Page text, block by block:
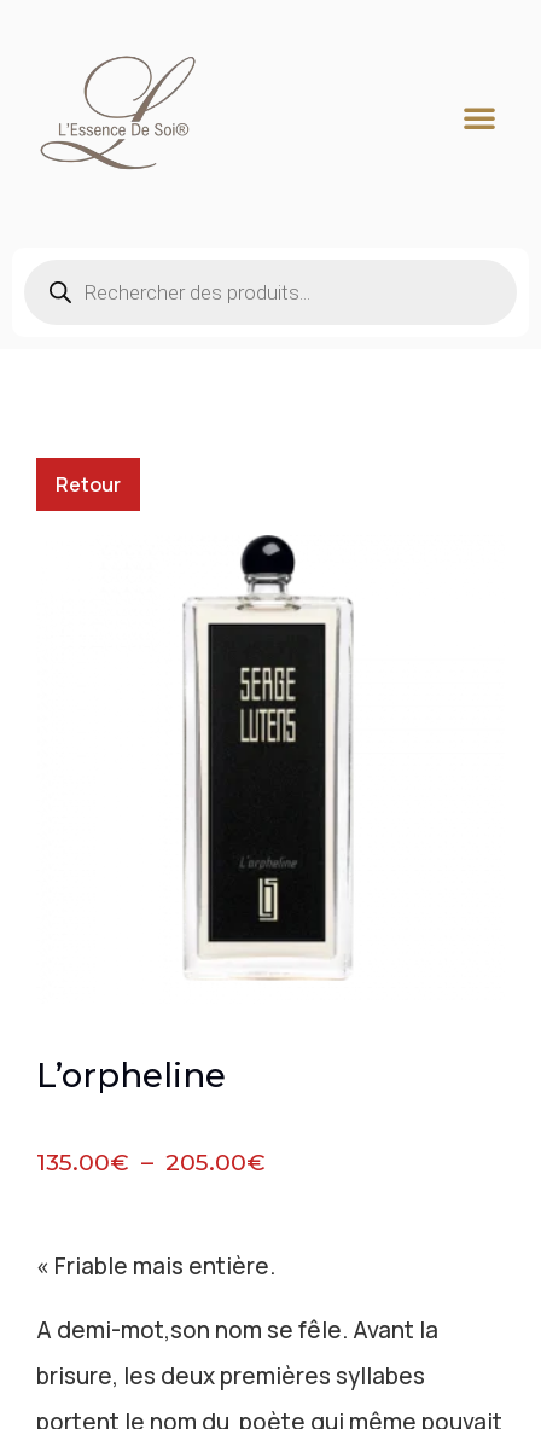
Retour
L’orpheline
135.00€ – 205.00€
« Friable mais entière.
A demi-mot,son nom se fêle. Avant la
brisure, les deux premières syllabes
portent le nom du poète qui même pouvait